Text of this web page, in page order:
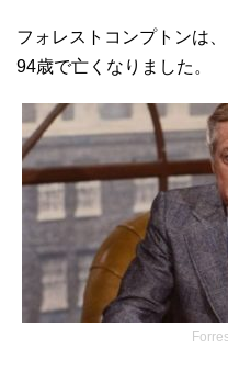
フォレストコンプトンは
94歳で亡くなりました。